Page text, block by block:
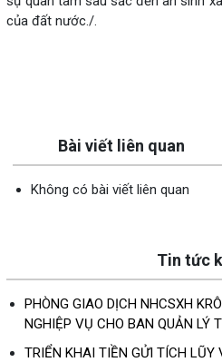
của đất nước./.
Bài viết liên quan
Không có bài viết liên quan
Tin tức
PHÒNG GIAO DỊCH NHCSXH
NGHIỆP VỤ CHO BAN QUẢN LÝ
TRIỂN KHAI TIỀN GỬI TÍCH LŨY